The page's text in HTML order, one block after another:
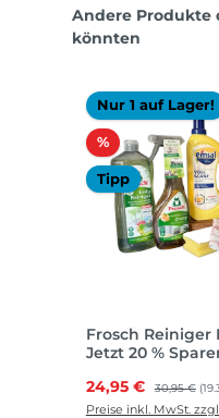
Produktgalerie
Andere Produkte
könnten
Nur 1 auf Lager!
%Rabatt
Tipp
Frosch
Jetzt 20 %
Verkaufspreis:
24,95 € Regulärer
30,95 €
Preise inkl. MwSt.